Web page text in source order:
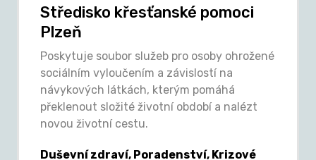
Středisko křesťanské pomoci
Plzeň
Poskytuje soubor služeb pro osoby ohrožené
sociálním vyloučením a závislostí na
návykových látkách, kterým pomáhá
překlenout složité životní období a nalézt
novou životní cestu.
Duševní zdraví, Poradenství, Krizové